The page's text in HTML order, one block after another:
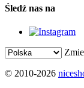
Śledź nas na
© 2010-2026